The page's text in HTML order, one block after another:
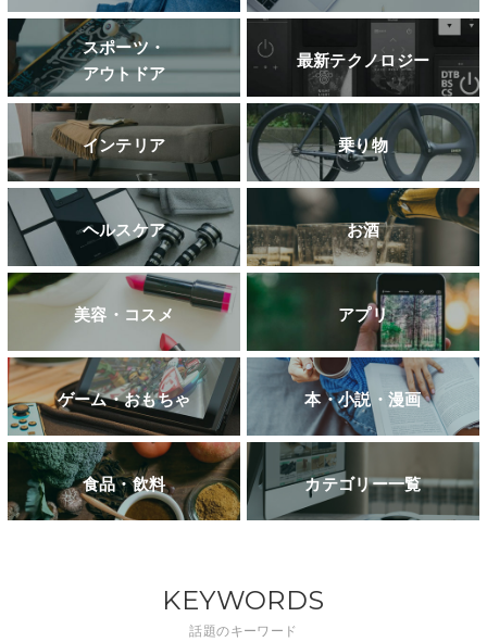
スポーツ・
アウトドア
最新テクノロジー
インテリア 乗り物
ヘルスケア お酒
美容・コスメ アプリ
ゲーム・おもちゃ 本・小説・漫画
食品・飲料 カテゴリー一覧
KEYWORDS
話題のキーワード